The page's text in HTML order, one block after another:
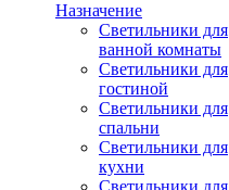
Назначение
Светильники для
ванной комнаты
Светильники для
гостиной
Светильники для
спальни
Светильники для
кухни
Светильники для